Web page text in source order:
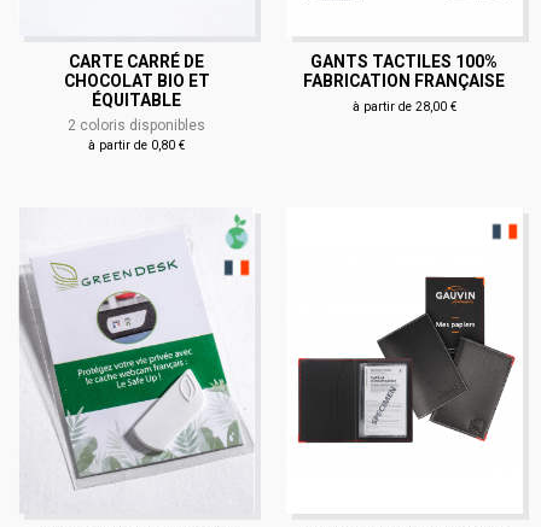
CARTE CARRÉ DE
CHOCOLAT BIO ET
ÉQUITABLE
2 coloris disponibles
à partir de 0,80 €
GANTS TACTILES 100%
FABRICATION FRANÇAISE
à partir de 28,00 €